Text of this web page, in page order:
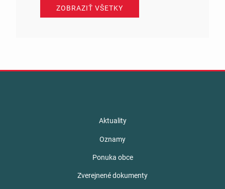
ZOBRAZIŤ VŠETKY
Aktuality
Oznamy
Ponuka obce
Zverejnené dokumenty